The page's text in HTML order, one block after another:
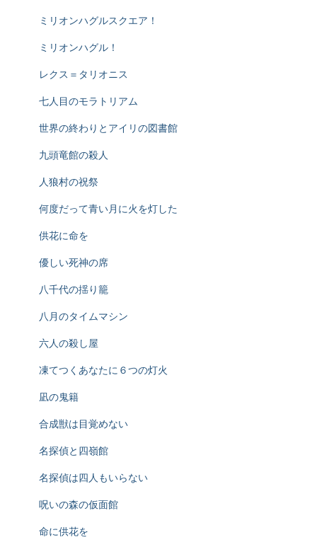
ミリオンハグルスクエア！
ミリオンハグル！
レクス＝タリオニス
七人目のモラトリアム
世界の終わりとアイリの図書館
九頭竜館の殺人
人狼村の祝祭
何度だって青い月に火を灯した
供花に命を
優しい死神の席
八千代の揺り籠
八月のタイムマシン
六人の殺し屋
凍てつくあなたに６つの灯火
凪の鬼籍
合成獣は目覚めない
名探偵と四嶺館
名探偵は四人もいらない
呪いの森の仮面館
命に供花を